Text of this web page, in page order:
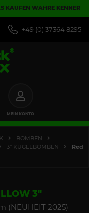
KAUFEN WAHRE KENNER
+49 (0) 37364 8295
MEIN KONTO
BOMBEN
3" KUGELBOMBEN
Red
3"
(NEUHEIT 2025)